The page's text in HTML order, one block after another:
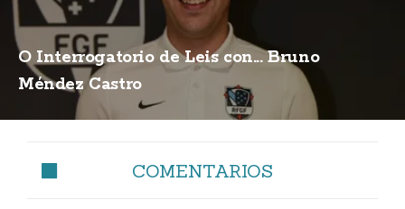
O Interrogatorio de Leis con... Bruno
Méndez Castro
COMENTARIOS